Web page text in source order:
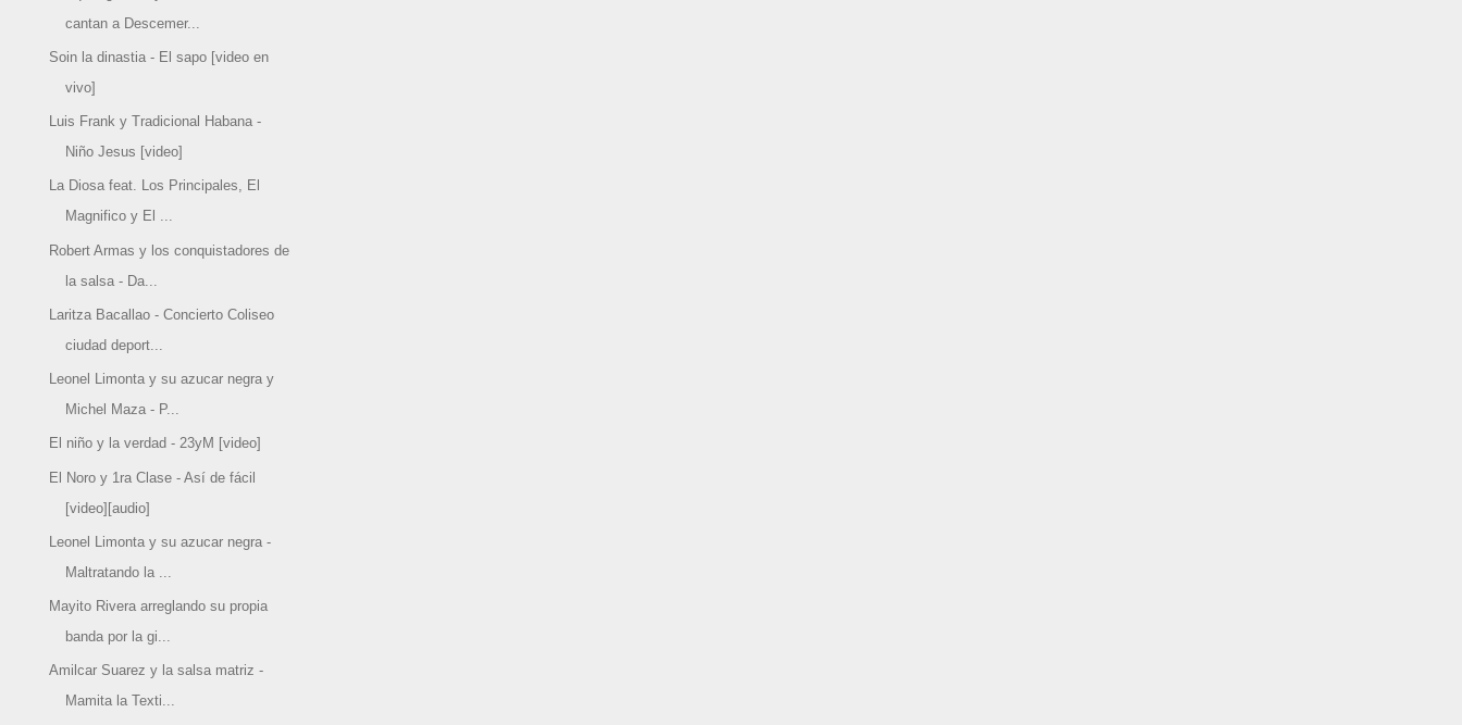
cantan a Descemer...
Soin la dinastia - El sapo [video en
vivo]
Luis Frank y Tradicional Habana -
Niño Jesus [video]
La Diosa feat. Los Principales, El
Magnifico y El ...
Robert Armas y los conquistadores de
la salsa - Da...
Laritza Bacallao - Concierto Coliseo
ciudad deport...
Leonel Limonta y su azucar negra y
Michel Maza - P...
El niño y la verdad - 23yM [video]
El Noro y 1ra Clase - Así de fácil
[video][audio]
Leonel Limonta y su azucar negra -
Maltratando la ...
Mayito Rivera arreglando su propia
banda por la gi...
Amilcar Suarez y la salsa matriz -
Mamita la Texti...